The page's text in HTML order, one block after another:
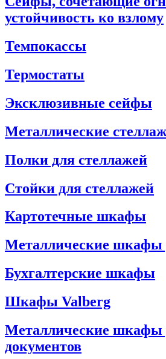
устойчивость ко взлому
Темпокассы
Термостаты
Эксклюзивные сейфы
Металлические
Полки для стеллажей
Стойки для стеллажей
Картотечные шкафы
Металлические шкафы
Бухгалтерские шкафы
Шкафы Valberg
Металлические шкафы
документов